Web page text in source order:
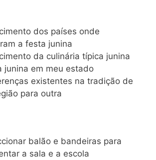
dos países onde
a festa junina
da culinária típica junina
junina em meu estado
existentes na tradição de
para outra
balão e bandeiras para
a sala e a escola